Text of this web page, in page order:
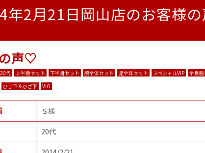
年2月21日岡山店のお客様の
声♡
20代 上半身セット 下半身セット 腕全体セット 足全体セット スペシャルVIP 全身
ひじ下＆ひざ下 VIO
Ｓ様
20代